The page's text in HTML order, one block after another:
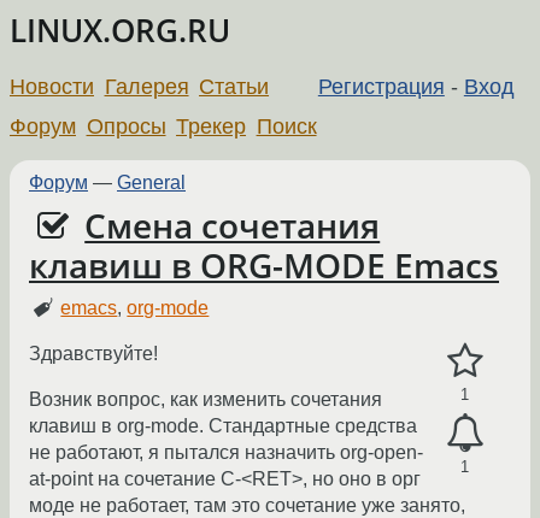
LINUX.ORG.RU
Регистрация - Вход
Новости Галерея Статьи
Форум Опросы Трекер Поиск
Форум — General
Смена сочетания
клавиш в ORG-MODE Emacs
emacs,org-mode
1
1
Здравствуйте!
Возник вопрос, как изменить сочетания
клавиш в org-mode. Стандартные средства
не работают, я пытался назначить org-open-
at-point на сочетание C-<RET>, но оно в орг
моде не работает, там это сочетание уже занято,